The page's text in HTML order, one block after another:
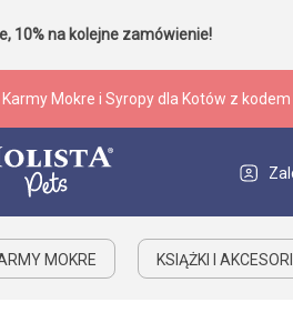
10% na kolejne zamówienie!
Mokre i Syropy dla Kotów z kodem
MOKRE KSIĄŻKI I